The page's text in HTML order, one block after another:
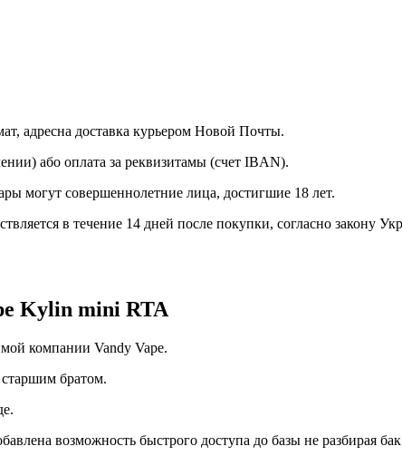
адресна доставка курьером Новой Почты.
або оплата за реквизитамы (счет IBAN).
могут совершеннолетние лица, достигшие 18 лет.
в течение 14 дней после покупки, согласно закону
Kylin mini RTA
компании Vandy Vape.
братом.
возможность быстрого доступа до базы не разбирая